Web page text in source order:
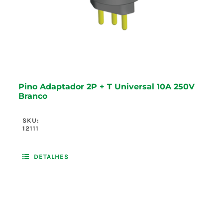
Pino Adaptador 2P + T Universal 10A 250V
Branco
SKU:
12111
DETALHES